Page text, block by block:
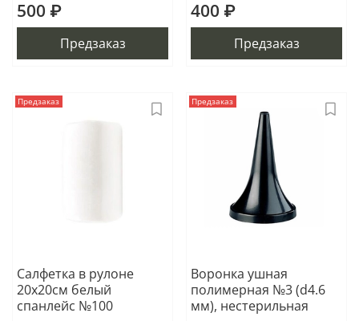
500 ₽
Предзаказ
400 ₽
Предзаказ
Предзаказ
Салфетка в рулоне
20х20см белый
спанлейс №100
Предзаказ
Воронка ушная
полимерная №3 (d4.6
мм), нестерильная